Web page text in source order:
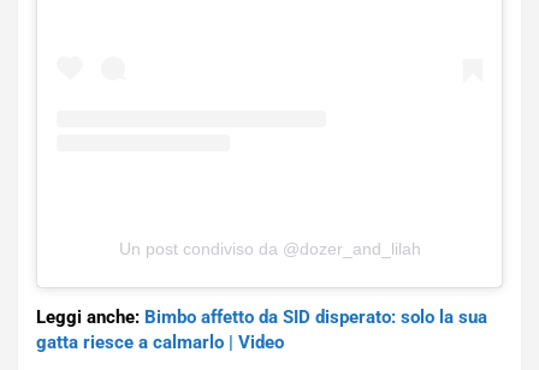
Un post condiviso da @dozer_and_lilah
Leggi anche: Bimbo affetto da SID disperato: solo la sua
gatta riesce a calmarlo | Video